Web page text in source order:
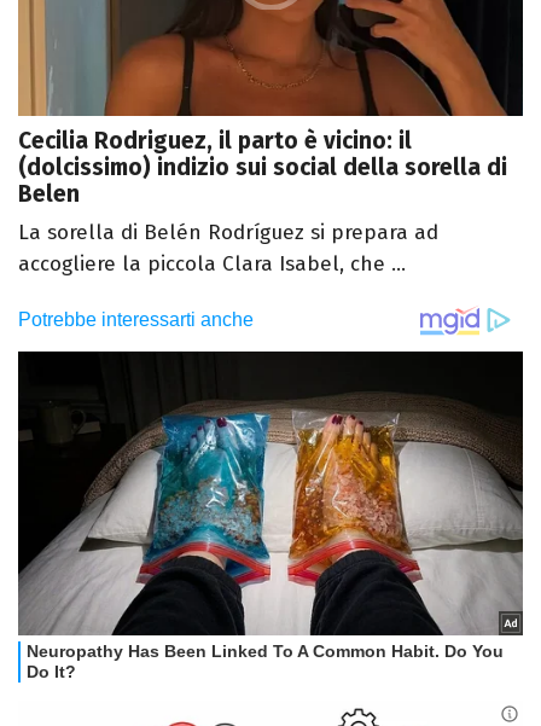
Cecilia Rodriguez, il parto è vicino: il
(dolcissimo) indizio sui social della sorella di
Belen
La sorella di Belén Rodríguez si prepara ad
accogliere la piccola Clara Isabel, che ...